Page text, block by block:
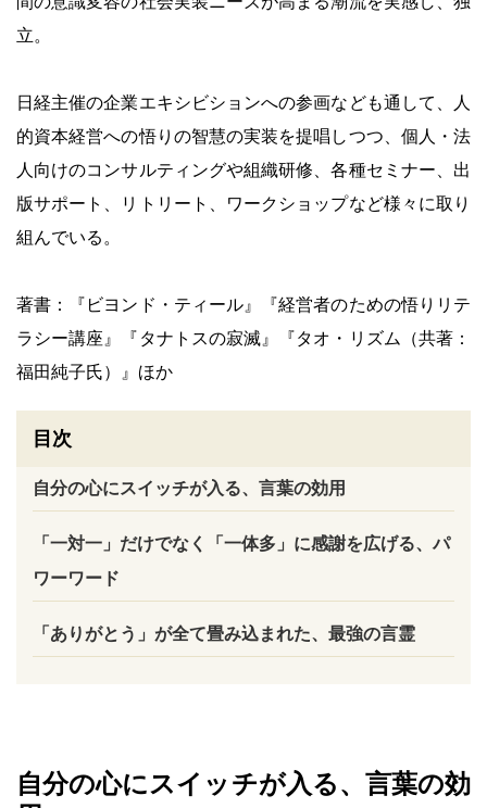
立。
日経主催の企業エキシビションへの参画なども通して、人
的資本経営への悟りの智慧の実装を提唱しつつ、個人・法
人向けのコンサルティングや組織研修、各種セミナー、出
版サポート、リトリート、ワークショップなど様々に取り
組んでいる。
著書：『ビヨンド・ティール』『経営者のための悟りリテ
ラシー講座』『タナトスの寂滅』『タオ・リズム（共著：
福田純子氏）』ほか
目次
自分の心にスイッチが入る、言葉の効用
「一対一」だけでなく「一体多」に感謝を広げる、パ
ワーワード
「ありがとう」が全て畳み込まれた、最強の言霊
自分の心にスイッチが入る、言葉の効